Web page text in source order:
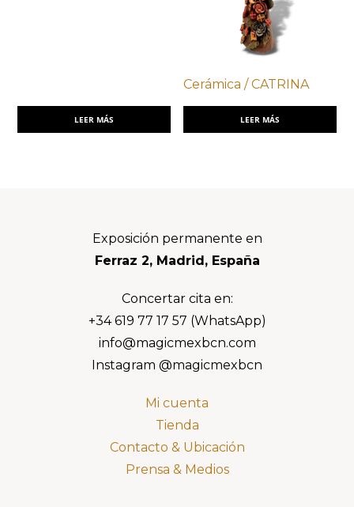
LEER MÁS
Cerámica / CATRINA
LEER MÁS
FooterExposición permanente en
Ferraz 2, Madrid, España
Concertar cita en:
+34 619 77 17 57 (WhatsApp)
info@magicmexbcn.com
Instagram @magicmexbcn
Mi cuenta
Tienda
Contacto & Ubicación
Prensa & Medios